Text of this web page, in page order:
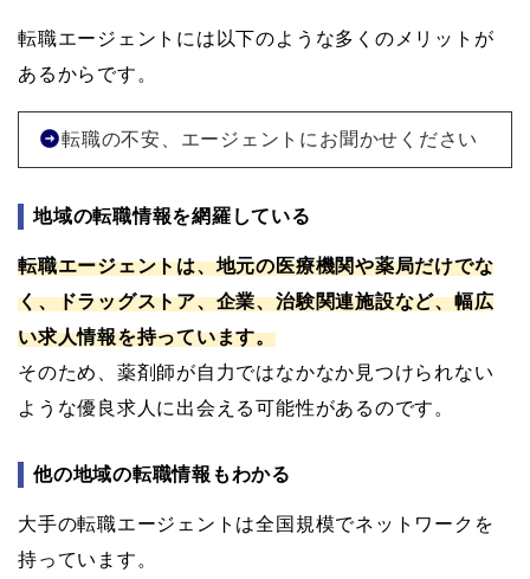
転職エージェントには以下のような多くのメリットが
あるからです。
転職の不安、エージェントにお聞かせください
地域の転職情報を網羅している
転職エージェントは、地元の医療機関や薬局だけでな
く、ドラッグストア、企業、治験関連施設など、幅広
い求人情報を持っています。
そのため、薬剤師が自力ではなかなか見つけられない
ような優良求人に出会える可能性があるのです。
他の地域の転職情報もわかる
大手の転職エージェントは全国規模でネットワークを
持っています。